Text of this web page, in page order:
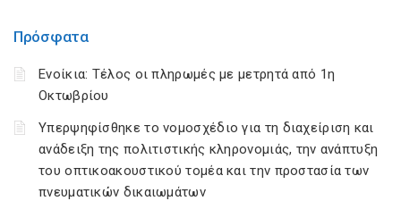
Πρόσφατα
Ενοίκια: Τέλος οι πληρωμές με μετρητά από 1η
Οκτωβρίου
Υπερψηφίσθηκε το νομοσχέδιο για τη διαχείριση και
ανάδειξη της πολιτιστικής κληρονομιάς, την ανάπτυξη
του οπτικοακουστικού τομέα και την προστασία των
πνευματικών δικαιωμάτων